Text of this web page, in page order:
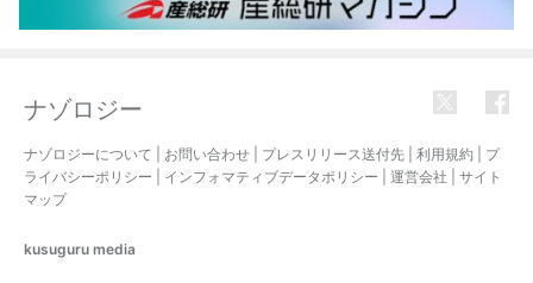
ナゾロジー
ナゾロジーについて お問い合わせ プレスリリース送付先 利用規約
プ
ライバシーポリシー
インフォマティブデータポリシー 運営会社
サイト
マップ
kusuguru media